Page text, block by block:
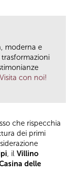
moderna e
Visita con noi!
che rispecchia
dei primi
, il Villino
delle